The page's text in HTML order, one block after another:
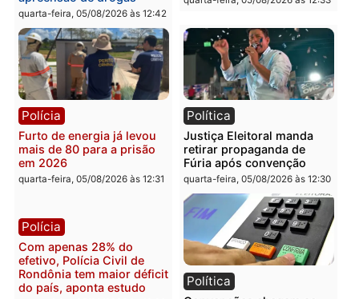
Rondônia
quarta-feira, 05/08/2026 às 12:48 quarta-feira, 05/08/2026 às
Brasil
Confronto durante
operação termina com
quarta-feira, 05/08/2026 às 12:42
Política
Flávio Bolsonaro escolhe
Alfredo Gaspar para vice
em chapa pura do PL
quarta-feira, 05/08/2026 às